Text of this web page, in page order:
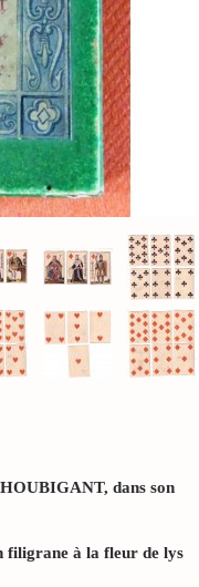
dans son
filigrane à la fleur de lys